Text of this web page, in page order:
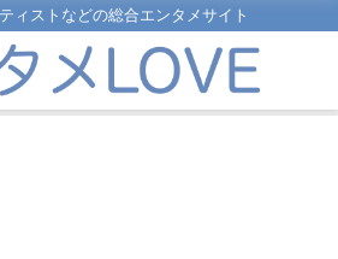
ィストなどの総合エンタメサイト